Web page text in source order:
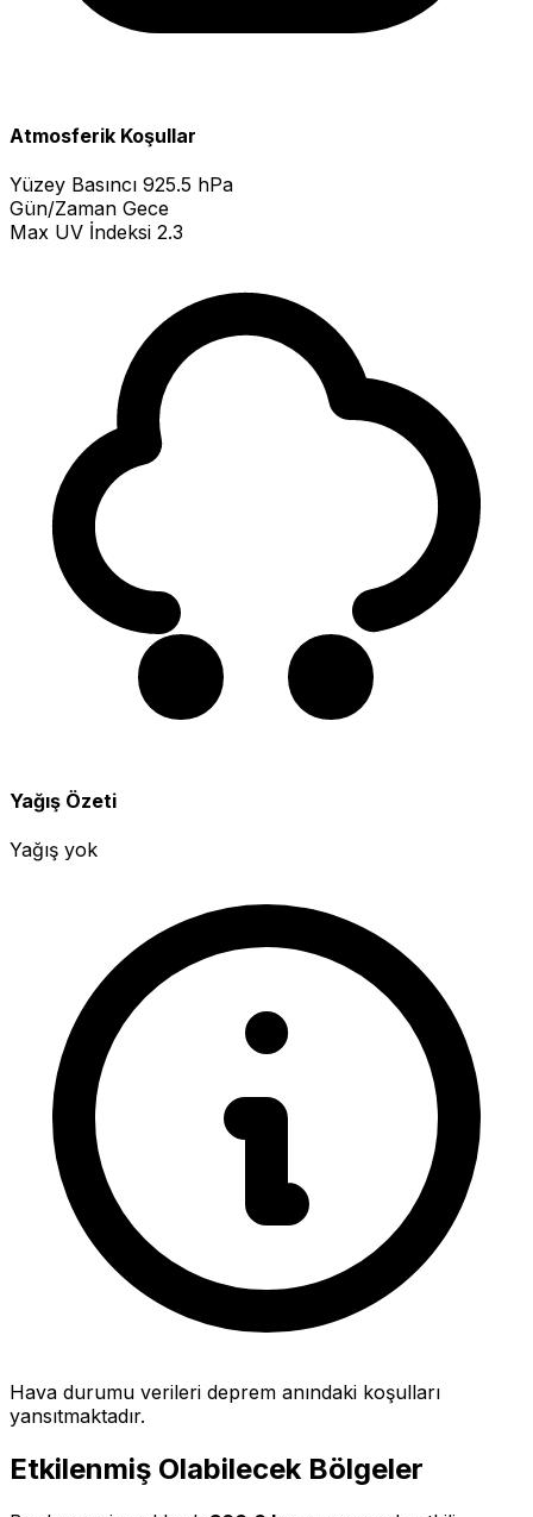
Atmosferik Koşullar
Yüzey Basıncı 925.5 hPa
Gün/Zaman Gece
Max UV İndeksi 2.3
Yağış Özeti
Yağış yok
Hava durumu verileri deprem anındaki koşulları
yansıtmaktadır.
Etkilenmiş Olabilecek Bölgeler